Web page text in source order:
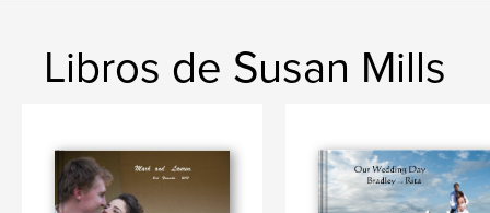
Libros de Susan Mills